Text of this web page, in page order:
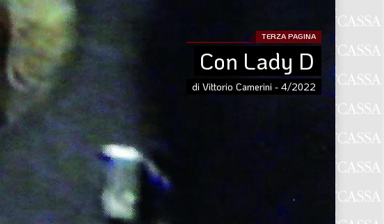
TERZA PAGINA
Con Lady D
di Vittorio Camerini - 4/2022